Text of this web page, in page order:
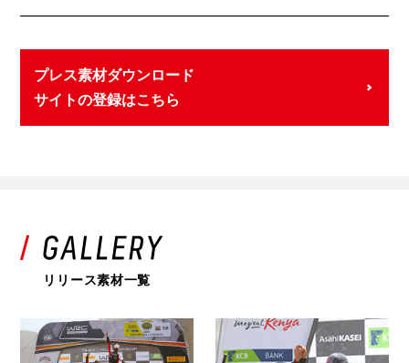
プレス素材ダウンロード
サイトの登録はこちら
リリース素材一覧